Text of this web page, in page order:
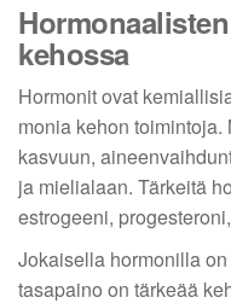
kehossa
Hormonit ovat
monia kehon
kasvuun,
ja mielialaan. Tärkeitä
estrogeeni,
Jokaisella hormonilla
tasapaino on tärkeää